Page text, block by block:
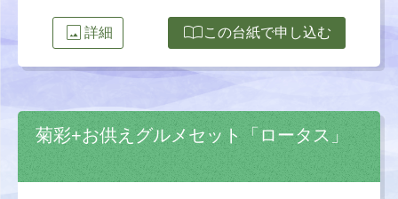
image 詳細 import_contactsこの台紙で申し込む
菊彩+お供えグルメセット「ロータス」